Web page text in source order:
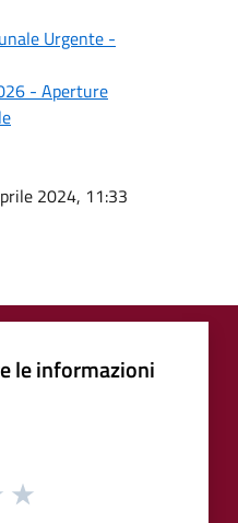
Urgente -
- Aperture
2024, 11:33
le informazioni